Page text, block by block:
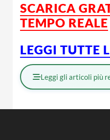
SCARICA
TEMPO REALE
LEGGI TUTTE
Leggi gli articoli più